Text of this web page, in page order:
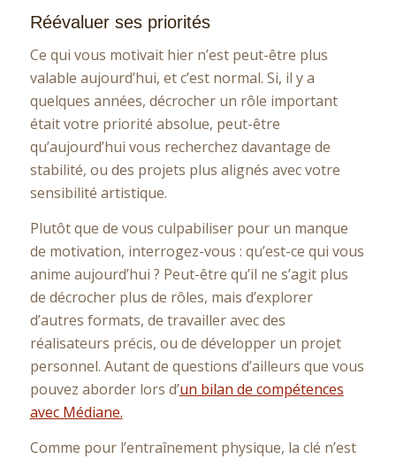
Réévaluer ses priorités
Ce qui vous motivait hier n’est peut-être plus
valable aujourd’hui, et c’est normal. Si, il y a
quelques années, décrocher un rôle important
était votre priorité absolue, peut-être
qu’aujourd’hui vous recherchez davantage de
stabilité, ou des projets plus alignés avec votre
sensibilité artistique.
Plutôt que de vous culpabiliser pour un manque
de motivation, interrogez-vous : qu’est-ce qui vous
anime aujourd’hui ? Peut-être qu’il ne s’agit plus
de décrocher plus de rôles, mais d’explorer
d’autres formats, de travailler avec des
réalisateurs précis, ou de développer un projet
personnel. Autant de questions d’ailleurs que vous
pouvez aborder lors d’un bilan de compétences
avec Médiane.
Comme pour l’entraînement physique, la clé n’est